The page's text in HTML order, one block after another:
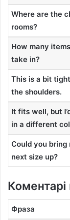
Where are the
rooms?
How many
take in?
This is a bit
the shoulders.
It fits well, but
in a different
Could you bring
next size up?
Коментарі
Фраза